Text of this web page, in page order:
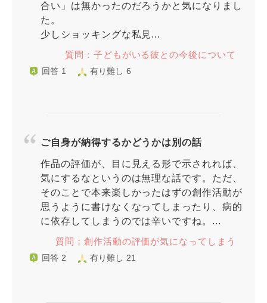
合い」は無かったのだろうかと気になりまし
た。
少しショッキングな私見...
質問：子どもがいる彼との今後について
回答 1 有り難し 6
ご自身が納得するかどうかは別の話
作品の評価が、目に見える形で示されれば、
気にするなというのは無理な話です。ただ、
そのことで本来楽しかったはずの創作活動が
思うように書けなくなってしまったり、病的
に依存してしまうのでは辛いですね。...
質問：創作活動の評価が気になってしまう
回答 2 有り難し 21